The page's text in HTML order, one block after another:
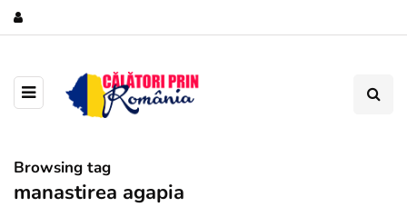
Browsing tag
manastirea agapia